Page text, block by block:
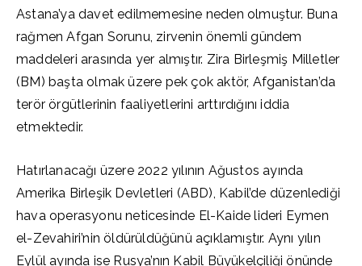
Astana’ya davet edilmemesine neden olmuştur. Buna
rağmen Afgan Sorunu, zirvenin önemli gündem
maddeleri arasında yer almıştır. Zira Birleşmiş Milletler
(BM) başta olmak üzere pek çok aktör, Afganistan’da
terör örgütlerinin faaliyetlerini arttırdığını iddia
etmektedir.
Hatırlanacağı üzere 2022 yılının Ağustos ayında
Amerika Birleşik Devletleri (ABD), Kabil’de düzenlediği
hava operasyonu neticesinde El-Kaide lideri Eymen
el-Zevahiri’nin öldürüldüğünü açıklamıştır. Aynı yılın
Eylül ayında ise Rusya’nın Kabil Büyükelçiliği önünde